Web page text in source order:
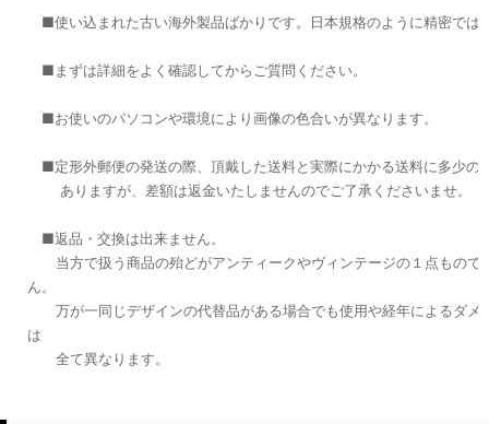
■使い込まれた古い海外製品ばかりです。日本規格のように精密では
■まずは詳細をよく確認してからご質問ください。
■お使いのパソコンや環境により画像の色合いが異なります。
■定形外郵便の発送の際、頂戴した送料と実際にかかる送料に多少の
ありますが、差額は返金いたしませんのでご了承くださいませ。
■返品・交換は出来ません。
当方で扱う商品の殆どがアンティークやヴィンテージの１点もので
ん。
万が一同じデザインの代替品がある場合でも使用や経年によるダメ
は
全て異なります。